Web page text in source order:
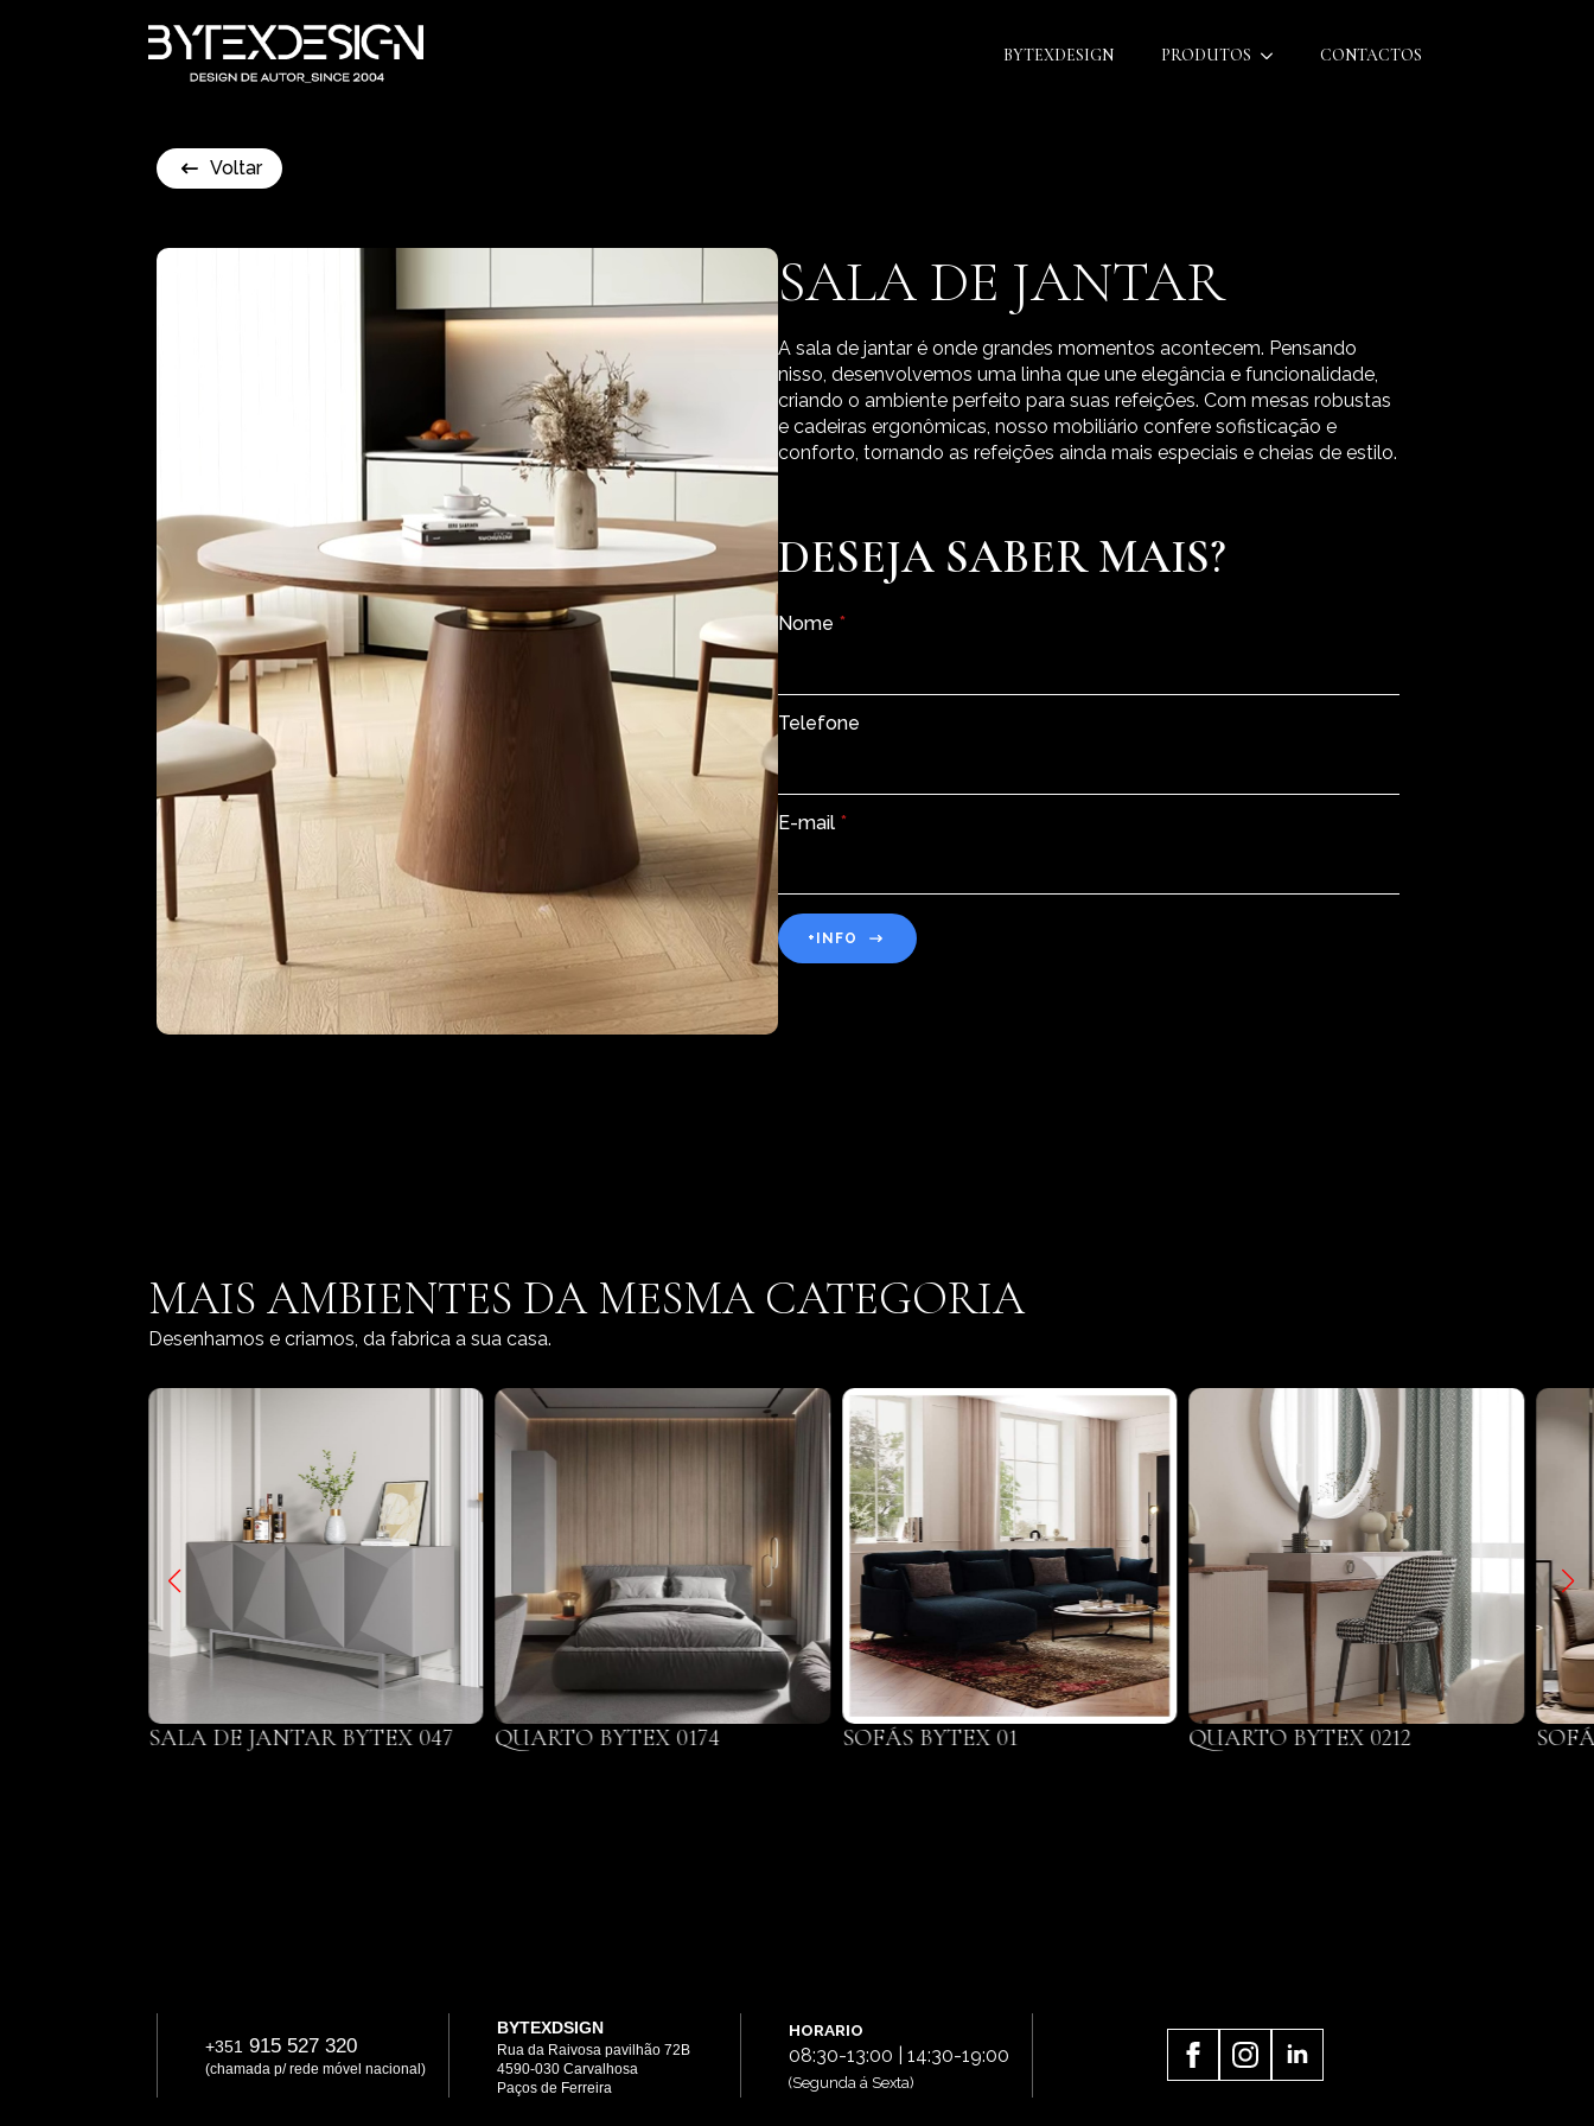
BYTEXDESIGN PRODUTOS CONTACTOS
Voltar
SALA DE JANTAR
A sala de jantar é onde grandes momentos acontecem. Pensando
nisso, desenvolvemos uma linha que une elegância e funcionalidade,
criando o ambiente perfeito para suas refeições. Com mesas robustas
e cadeiras ergonômicas, nosso mobiliário confere sofisticação e
conforto, tornando as refeições ainda mais especiais e cheias de estilo.
DESEJA SABER MAIS?
Nome *
Telefone
E-mail *
+INFO
MAIS AMBIENTES DA MESMA CATEGORIA
Desenhamos e criamos, da fabrica a sua casa.
SALA DE JANTAR BYTEX 047 QUARTO BYTEX 0174 SOFÁS BYTEX 01 QUARTO BYTEX 0212
+351 915 527 320
(chamada p/ rede móvel nacional)
BYTEXDSIGN
Rua da Raivosa pavilhão 72B
4590-030 Carvalhosa
Paços de Ferreira
HORARIO
08:30-13:00 | 14:30-19:00
(Segunda á Sexta)